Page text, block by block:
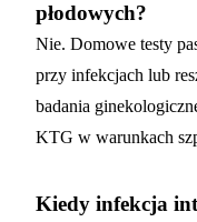
płodowych?
Nie. Domowe testy
przy infekcjach lub
badania
KTG w warunkach
Kiedy infekcja